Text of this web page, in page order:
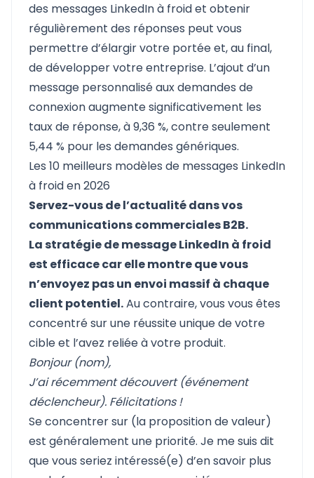
des messages LinkedIn à froid et obtenir
régulièrement des réponses peut vous
permettre d’élargir votre portée et, au final,
de développer votre entreprise. L’ajout d’un
message personnalisé aux demandes de
connexion augmente significativement les
taux de réponse, à 9,36 %, contre seulement
5,44 % pour les demandes génériques.
Les 10 meilleurs modèles de messages LinkedIn
à froid en 2026
Servez-vous de l’actualité dans vos
communications commerciales B2B.
La stratégie de message LinkedIn à froid
est efficace car elle montre que vous
n’envoyez pas un envoi massif à chaque
client potentiel.Au contraire, vous vous êtes
concentré sur une réussite unique de votre
cible et l’avez reliée à votre produit.
Bonjour (nom),
J’ai récemment découvert (événement
déclencheur). Félicitations !
Se concentrer sur (la proposition de valeur)
est généralement une priorité. Je me suis dit
que vous seriez intéressé(e) d’en savoir plus